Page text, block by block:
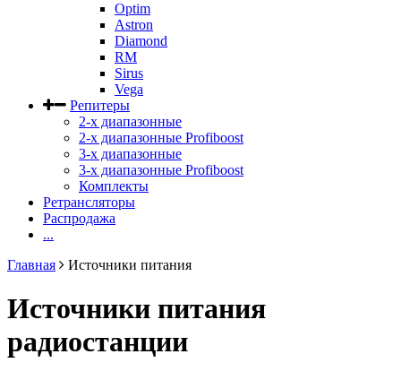
Optim
Astron
Diamond
RM
Sirus
Vega
Репитеры
2-х диапазонные
2-х диапазонные Profiboost
3-х диапазонные
3-х диапазонные Profiboost
Комплекты
Ретрансляторы
Распродажа
...
Главная
Источники питания
Источники питания
радиостанции